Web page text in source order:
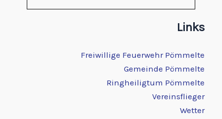
Links
Freiwillige Feuerwehr Pömmelte
Gemeinde Pömmelte
Ringheiligtum Pömmelte
Vereinsflieger
Wetter